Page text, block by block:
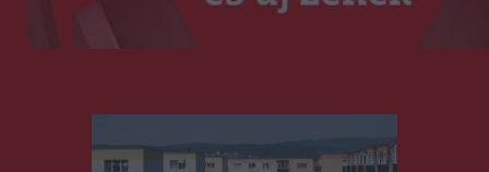
Podcast és videók
Stáb
RO